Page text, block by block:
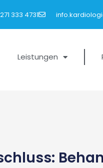
333 4731
Leistungen